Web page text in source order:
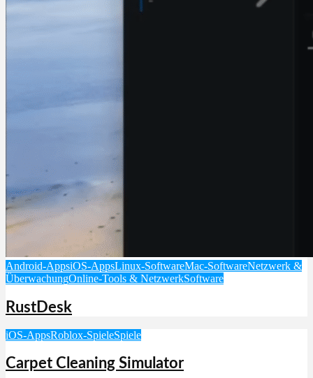
Android-AppsiOS-AppsLinux-SoftwareMac-SoftwareNetzwerk &
ÜberwachungOnline-Tools & NetzwerkSoftware
RustDesk
iOS-AppsRoblox-SpieleSpiele
Carpet Cleaning Simulator